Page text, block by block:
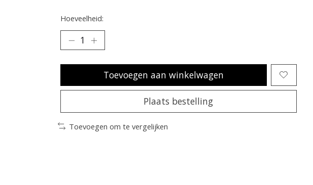
Hoeveelheid:
Toevoegen aan winkelwagen
Plaats bestelling
Toevoegen om te vergelijken